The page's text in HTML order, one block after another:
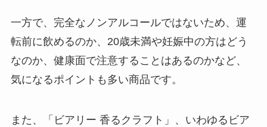
一方で、完全なノンアルコールではないため、運
転前に飲めるのか、20歳未満や妊娠中の方はどう
なのか、健康面で注意することはあるのかなど、
気になるポイントも多い商品です。
また、「ビアリー 香るクラフト」、いわゆるビア